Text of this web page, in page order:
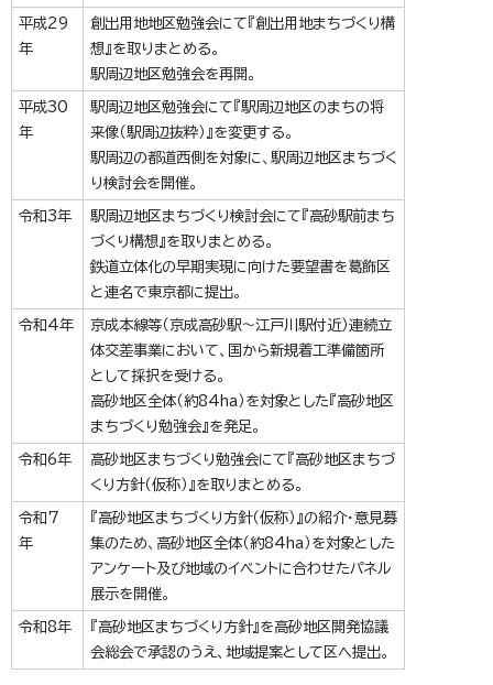
平成29
年
創出用地地区勉強会にて『創出用地まちづくり構
想』を取りまとめる。
駅周辺地区勉強会を再開。
平成30
年
駅周辺地区勉強会にて『駅周辺地区のまちの将
来像（駅周辺抜粋）』を変更する。
駅周辺の都道西側を対象に、駅周辺地区まちづく
り検討会を開催。
令和3年
駅周辺地区まちづくり検討会にて『高砂駅前まち
づくり構想』を取りまとめる。
鉄道立体化の早期実現に向けた要望書を葛飾区
と連名で東京都に提出。
令和4年
京成本線等（京成高砂駅～江戸川駅付近）連続立
体交差事業において、国から新規着工準備箇所
として採択を受ける。
高砂地区全体（約84ha）を対象とした『高砂地区
まちづくり勉強会』を発足。
令和6年
高砂地区まちづくり勉強会にて『高砂地区まちづ
くり方針（仮称）』を取りまとめる。
令和7
年
『高砂地区まちづくり方針（仮称）』の紹介・意見募
集のため、高砂地区全体（約84ha）を対象とした
アンケート及び地域のイベントに合わせたパネル
展示を開催。
令和8年
『高砂地区まちづくり方針』を高砂地区開発協議
会総会で承認のうえ、地域提案として区へ提出。